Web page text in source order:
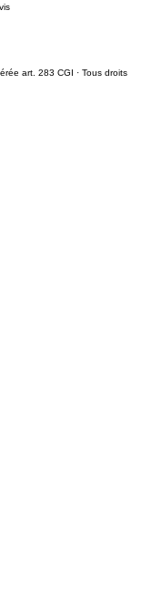
art. 283 CGI · Tous droits